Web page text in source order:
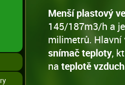
Menší plastový
145/187m3/h a
milimetrů.
snímač teploty,
na teplotě